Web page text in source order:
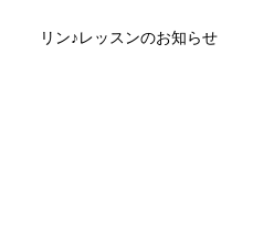
リン♪レッスンのお知らせ